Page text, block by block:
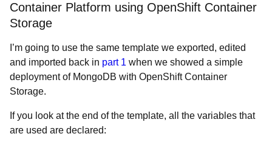
Container Platform using OpenShift Container
Storage
I’m going to use the same template we exported, edited
and imported back in part 1 when we showed a simple
deployment of MongoDB with OpenShift Container
Storage.
If you look at the end of the template, all the variables that
are used are declared: